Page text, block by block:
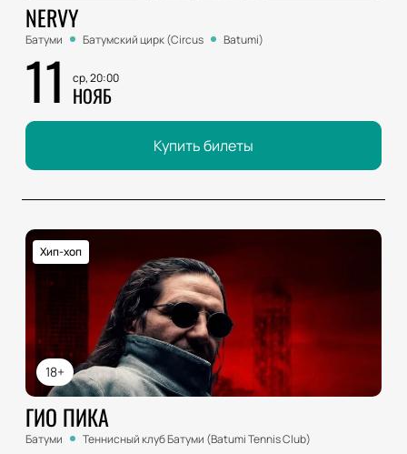
NERVY
Батуми Батумский цирк (Circus Batumi)
11 ср, 20:00
НОЯБ
Купить билеты
18+
Хип-хоп
ГИО ПИКА
Батуми Теннисный клуб Батуми (Batumi Tennis Club)